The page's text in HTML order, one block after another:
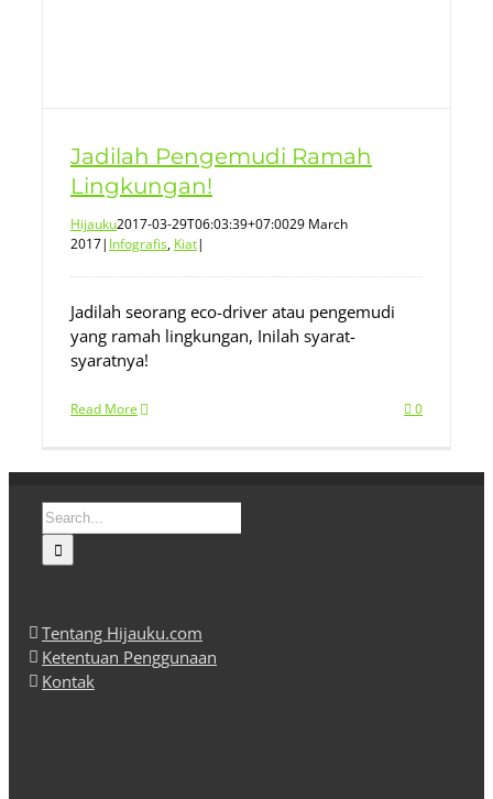
Jadilah Pengemudi Ramah
Lingkungan!
Hijauku2017-03-29T06:03:39+07:0029 March
2017| Infografis, Kiat|
Jadilah seorang eco-driver atau pengemudi
yang ramah lingkungan, Inilah syarat-
syaratnya!
Read More 0
Search
for:
Tentang Hijauku.com
Ketentuan Penggunaan
Kontak